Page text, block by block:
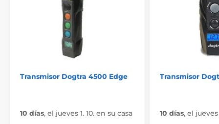
Transmisor Dogtra 4500 Edge
10 días, el jueves 1. 10. en su casa
Transmisor
10 días, el jueves